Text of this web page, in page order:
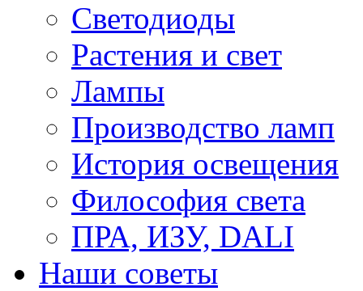
Светодиоды
Растения и свет
Лампы
Производство ламп
История освещения
Философия света
ПРА, ИЗУ, DALI
Наши советы